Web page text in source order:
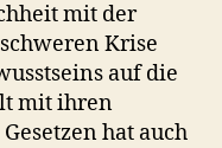
mit der
Krise
auf die
mit ihren
hat auch